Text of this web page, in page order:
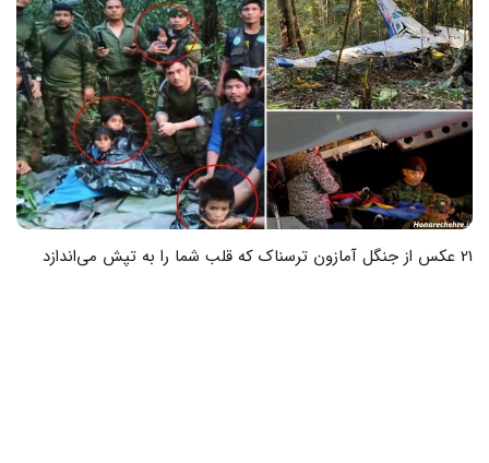
17 عکس از لحظات پرخاطره خانواده قادر مولان پور